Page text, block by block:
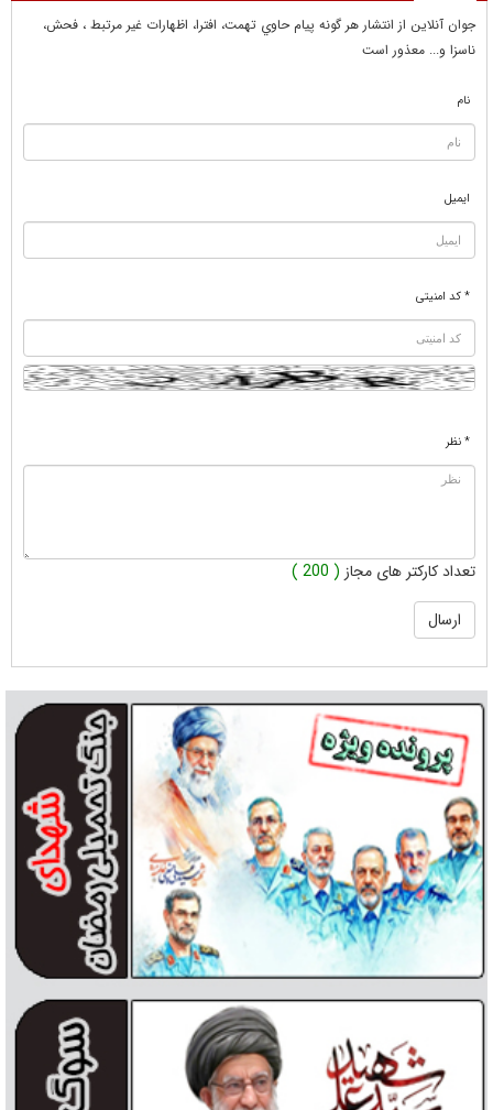
جوان آنلاين از انتشار هر گونه پيام حاوي تهمت، افترا، اظهارات غير مرتبط ، فحش،
ناسزا و... معذور است
نام
ایمیل
* کد امنیتی
* نظر
تعداد کارکتر های مجاز ( 200 )